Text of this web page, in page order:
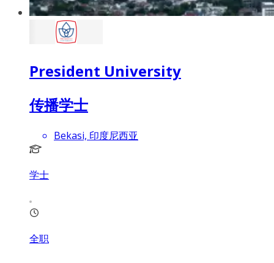
President University
传播学士
Bekasi, 印度尼西亚
学士
全职